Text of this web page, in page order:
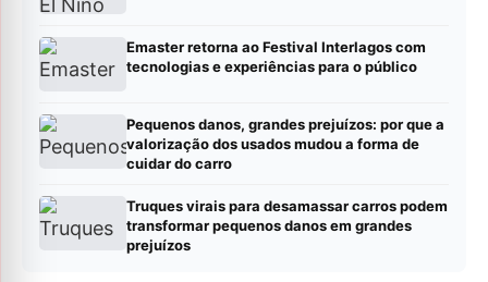
Emaster retorna ao Festival Interlagos com
tecnologias e experiências para o público
Pequenos danos, grandes prejuízos: por que a
valorização dos usados mudou a forma de
cuidar do carro
Truques virais para desamassar carros podem
transformar pequenos danos em grandes
prejuízos